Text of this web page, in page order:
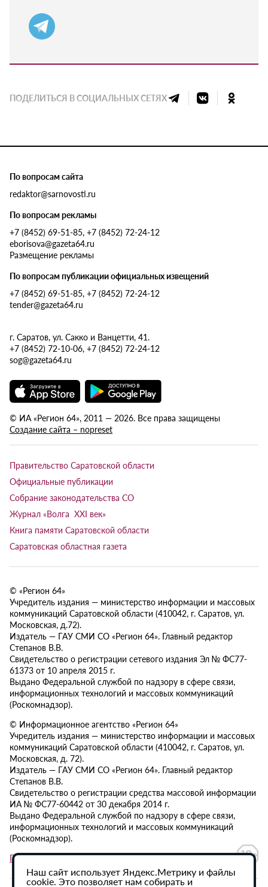
ПОДЕЛИТЬСЯ В СОЦИАЛЬНЫХ СЕТЯХ
По вопросам сайта
redaktor@sarnovosti.ru
По вопросам рекламы
+7 (8452) 69-51-85, +7 (8452) 72-24-12
eborisova@gazeta64.ru
Размещение рекламы
По вопросам публикации официальных извещений
+7 (8452) 69-51-85, +7 (8452) 72-24-12
tender@gazeta64.ru
г. Саратов, ул. Сакко и Ванцетти, 41.
+7 (8452) 72-10-06, +7 (8452) 72-24-12
sog@gazeta64.ru
© ИА «Регион 64», 2011 — 2026. Все права защищены
Создание сайта – nopreset
Правительство Саратовской области
Официальные публикации
Собрание законодательства СО
Журнал «Волга XXI век»
Книга памяти Саратовской области
Саратовская областная газета
© «Регион 64»
Учредитель издания — министерство информации и массовых
коммуникаций Саратовской области (410042, г. Саратов, ул.
Московская, д.72).
Издатель — ГАУ СМИ СО «Регион 64». Главный редактор
Степанов В.В.
Свидетельство о регистрации сетевого издания Эл № ФС77-
61373 от 10 апреля 2015 г.
Выдано Федеральной службой по надзору в сфере связи,
информационных технологий и массовых коммуникаций
(Роскомнадзор).
© Информационное агентство «Регион 64»
Учредитель издания — министерство информации и массовых
коммуникаций Саратовской области (410042, г. Саратов, ул.
Московская, д. 72).
Издатель — ГАУ СМИ СО «Регион 64». Главный редактор
Степанов В.В.
Свидетельство о регистрации средства массовой информации
ИА № ФС77-60442 от 30 декабря 2014 г.
Выдано Федеральной службой по надзору в сфере связи,
информационных технологий и массовых коммуникаций
(Роскомнадзор).
Политика в отношении обработки персональных данных
Наш сайт использует Яндекс.Метрику и файлы
cookie. Это позволяет нам собирать и